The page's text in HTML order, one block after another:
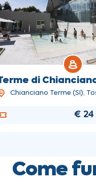
di
Chianciano Terme (SI),
€ 24
Come